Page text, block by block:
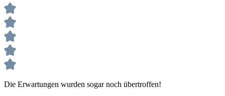
Die Erwartungen wurden sogar noch übertroffen!